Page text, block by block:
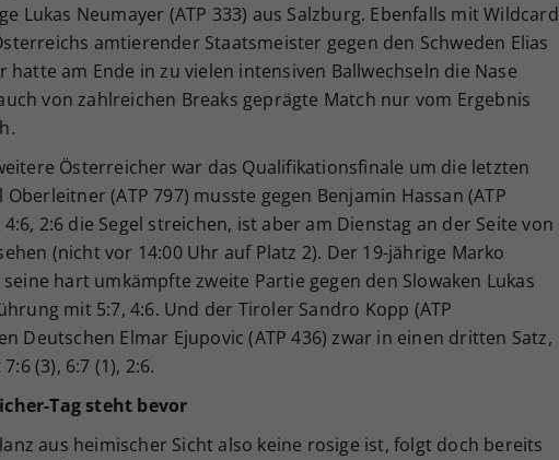
Lukas Neumayer (ATP 333) aus Salzburg. Ebenfalls mit Wildcard
amtierender Staatsmeister gegen den Schweden Elias
hatte am Ende in zu vielen intensiven Ballwechseln die Nase
von zahlreichen Breaks geprägte Match nur vom Ergebnis
Österreicher war das Qualifikationsfinale um die letzten
(ATP 797) musste gegen Benjamin Hassan (ATP
2:6 die Segel streichen, ist aber am Dienstag an der Seite von
(nicht vor 14:00 Uhr auf Platz 2). Der 19-jährige Marko
hart umkämpfte zweite Partie gegen den Slowaken Lukas
mit 5:7, 4:6. Und der Tiroler Sandro Kopp (ATP
Deutschen Elmar Ejupovic (ATP 436) zwar in einen dritten Satz,
(3), 6:7 (1), 2:6.
Tag steht bevor
aus heimischer Sicht also keine rosige ist, folgt doch bereits